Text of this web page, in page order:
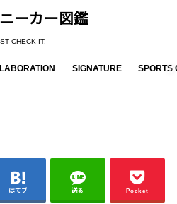
ーカー図鑑
CHECK IT.
SIGNATURE SPORTS
はてブ 送る Pocket